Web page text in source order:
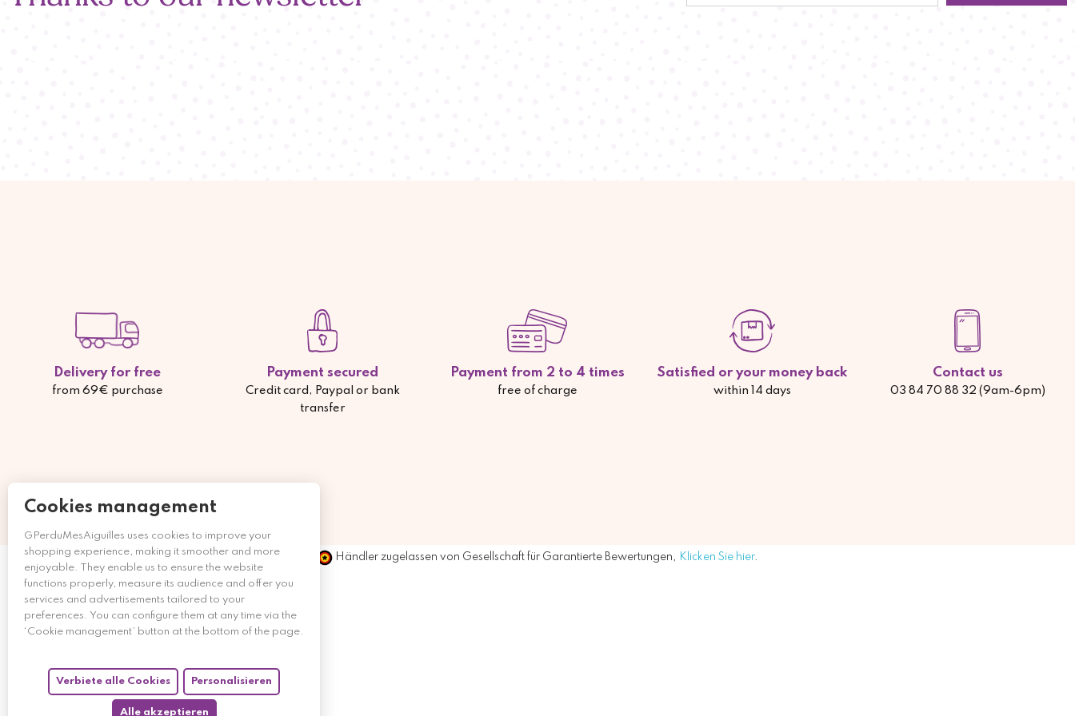
Cookies management
GPerduMesAiguilles uses cookies to improve your
shopping experience, making it smoother and more
enjoyable. They enable us to ensure the website
functions properly, measure its audience and offer you
services and advertisements tailored to your
preferences. You can configure them at any time via the
‘Cookie management’ button at the bottom of the page.
Alle akzeptieren
Verbiete alle Cookies Personalisieren
Delivery for free
from 69€ purchase
Payment secured
Credit card, Paypal or bank
transfer
Payment from 2 to 4 times
free of charge
Satisfied or your money back
within 14 days
Contact us
03 84 70 88 32 (9am-6pm)
Händler zugelassen von Gesellschaft für Garantierte Bewertungen, Klicken Sie hier.